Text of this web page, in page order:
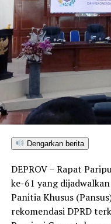
Dengarkan berita
DEPROV – Rapat
ke-61 yang
Panitia Khusus
rekomendasi DPRD